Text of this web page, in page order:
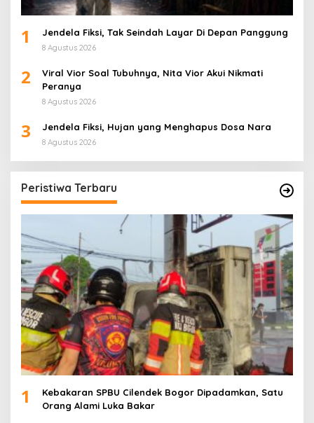
1 Jendela Fiksi, Tak Seindah Layar Di Depan Panggung
8 Agustus 2026
2
Viral Vior Soal Tubuhnya, Nita Vior Akui Nikmati
Peranya
8 Agustus 2026
3 Jendela Fiksi, Hujan yang Menghapus Dosa Nara
8 Agustus 2026
Peristiwa Terbaru
1
Kebakaran SPBU Cilendek Bogor Dipadamkan, Satu
Orang Alami Luka Bakar